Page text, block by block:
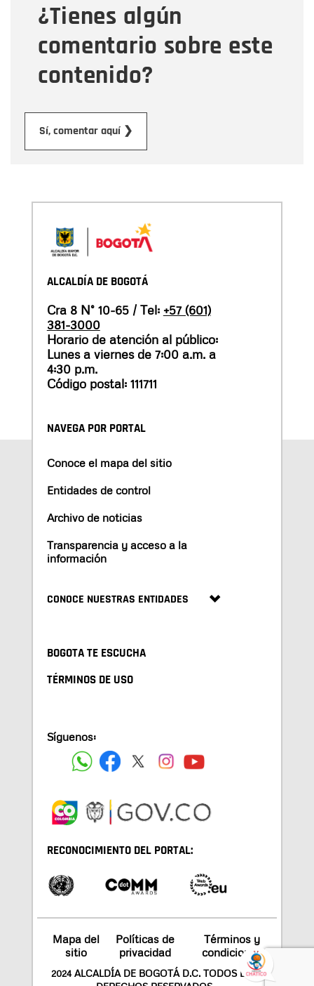
¿Tienes algún
comentario sobre este
contenido?
Sí, comentar aquí ❯
Mensaje
ALCALDÍA DE BOGOTÁ
Cra 8 N° 10-65 / Tel: +57 (601)
381-3000
Horario de atención al público:
Lunes a viernes de 7:00 a.m. a
4:30 p.m.
Código postal: 111711
NAVEGA POR PORTAL
Conoce el mapa del sitio
Entidades de control
Archivo de noticias
Transparencia y acceso a la
información
CONOCE NUESTRAS ENTIDADES
BOGOTA TE ESCUCHA
TÉRMINOS DE USO
Síguenos:
RECONOCIMIENTO DEL PORTAL:
Mapa del
sitio
Políticas de
privacidad
Términos y
condiciones
2024 ALCALDÍA DE BOGOTÁ D.C. TODOS LOS